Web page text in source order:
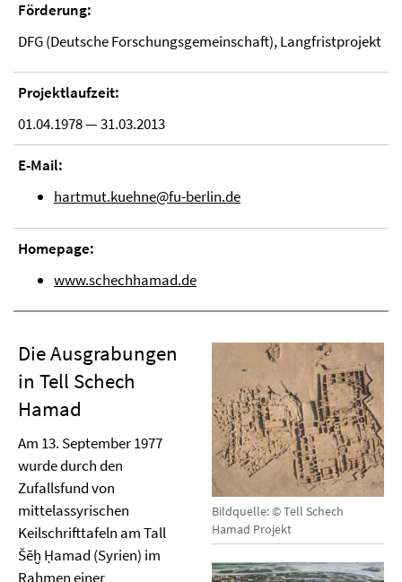
Förderung:
DFG (Deutsche Forschungsgemeinschaft), Langfristprojekt
Projektlaufzeit:
01.04.1978 — 31.03.2013
E-Mail:
hartmut.kuehne@fu-berlin.de
Homepage:
www.schechhamad.de
Bildquelle: © Tell Schech
Hamad Projekt
Die Ausgrabungen
in Tell Schech
Hamad
Am 13. September 1977
wurde durch den
Zufallsfund von
mittelassyrischen
Keilschrifttafeln am Tall
Šēḫ Ḥamad (Syrien) im
Rahmen einer